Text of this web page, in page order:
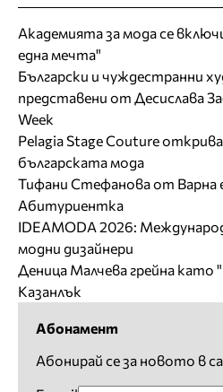
Академията за мода се
една мечта"
Български и чуждестранни
представени от Десислава
Week
Pelagia Stage Couture
българската мода
Тифани Стефанова от Варна
Абитуриентка
IDEAMODA 2026:
модни дизайнери
Деница Малчева грейна като
Казанлък
Абонамент
Абонирай се за новото в